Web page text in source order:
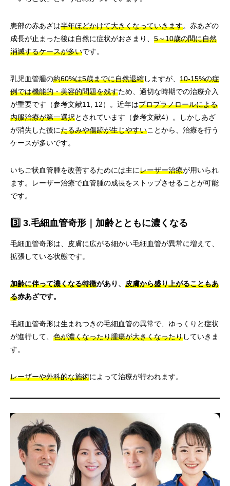
患部の赤あざは半年ほどかけて大きくなっていきます。赤あざの
成長が止まった後は自然に症状がおさまり、 5～10歳の間に自然
消滅するケースが多いです。
乳児血管腫の約60%は5歳までに自然退縮しますが、 10-15%の症
例では機能的・美容的問題を残すため、適切な時期での治療介入
が重要です（参考文献11, 12）。近年はプロプラノロールによる
内服治療が第一選択とされています（参考文献4）。しかしあざ
が消失した後にたるみや傷跡が生じやすいことから、治療を行う
ケースが多いです。
いちご状血管腫を改善するためには主にレーザー治療が用いられ
ます。レーザー治療で血管腫の成長をストップさせることが可能
です。
3️⃣ 3.毛細血管奇形｜加齢とともに濃くなる
毛細血管奇形は、皮膚に広がる細かい毛細血管が異常に増えて、
拡張している状態です。
加齢に伴って濃くなる特徴があり、 皮膚から盛り上がることもあ
る赤あざです。
毛細血管奇形は生まれつきの毛細血管の異常で、ゆっくりと症状
が進行して、 色が濃くなったり腫瘍が大きくなったりしていきま
す。
レーザーや外科的な施術によって治療が行われます。